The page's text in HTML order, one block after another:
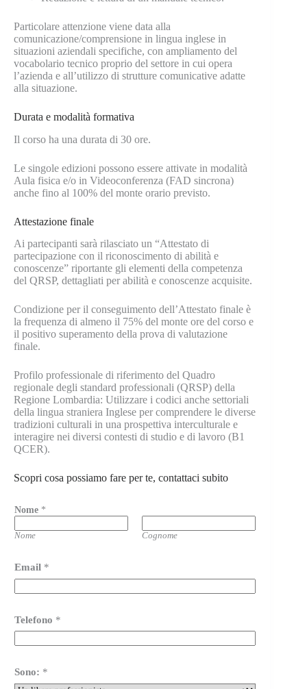
Particolare attenzione viene data alla
comunicazione/comprensione in lingua inglese in
situazioni aziendali specifiche, con ampliamento del
vocabolario tecnico proprio del settore in cui opera
l’azienda e all’utilizzo di strutture comunicative adatte
alla situazione.
Durata e modalità formativa
Il corso ha una durata di 30 ore.
Le singole edizioni possono essere attivate in modalità
Aula fisica e/o in Videoconferenza (FAD sincrona)
anche fino al 100% del monte orario previsto.
Attestazione finale
Ai partecipanti sarà rilasciato un “Attestato di
partecipazione con il riconoscimento di abilità e
conoscenze” riportante gli elementi della competenza
del QRSP, dettagliati per abilità e conoscenze acquisite.
Condizione per il conseguimento dell’Attestato finale è
la frequenza di almeno il 75% del monte ore del corso e
il positivo superamento della prova di valutazione
finale.
Profilo professionale di riferimento del Quadro
regionale degli standard professionali (QRSP) della
Regione Lombardia: Utilizzare i codici anche settoriali
della lingua straniera Inglese per comprendere le diverse
tradizioni culturali in una prospettiva interculturale e
interagire nei diversi contesti di studio e di lavoro (B1
QCER).
Scopri cosa possiamo fare per te, contattaci subito
e
s
g
i
o
o
l
o
Nome *
Nome Cognome
Email *
Telefono *
Sono: *